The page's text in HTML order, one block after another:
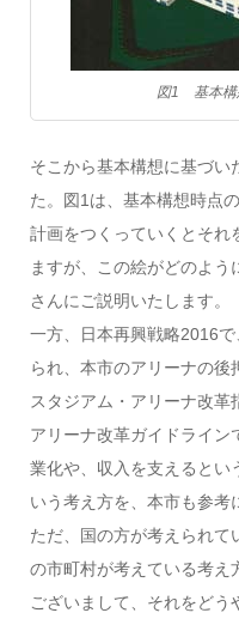
図1 基本構
そこから基本構想に基づい
た。図1は、基本構想時点
計画をつくっていくとそれ
ますが、この絵がどのよ
さんにご説明いたします。
一方、日本再興戦略2016
られ、本市のアリーナの後
スタジアム・アリーナ改革
アリーナ改革ガイドライン
業化や、収入を支えるとい
いう考え方を、本市も参考
ただ、国の方が考えられて
の市町村が考えている考え
ございまして、それをどう